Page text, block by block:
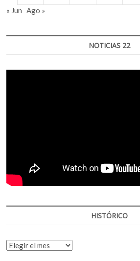
« Jun Ago »
NOTICIAS 22
HISTÓRICO
HISTÓRICO